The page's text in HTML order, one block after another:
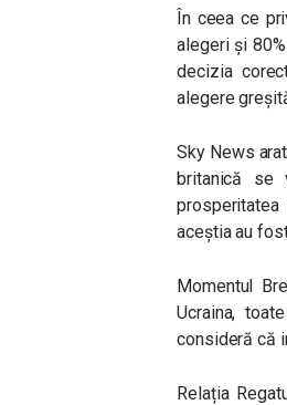
În ceea ce
alegeri și
decizia
alegere
Sky News
britanică se
aceștia au
Momentul
Ucraina,
consideră că
Relația